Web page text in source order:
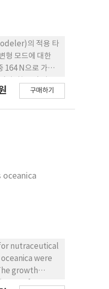
의 적용 타
형 모드에 대한
164 N으로 가장
및 응력 거동을
뢰성을 향상시
구매하기
nutraceutical
were
growth